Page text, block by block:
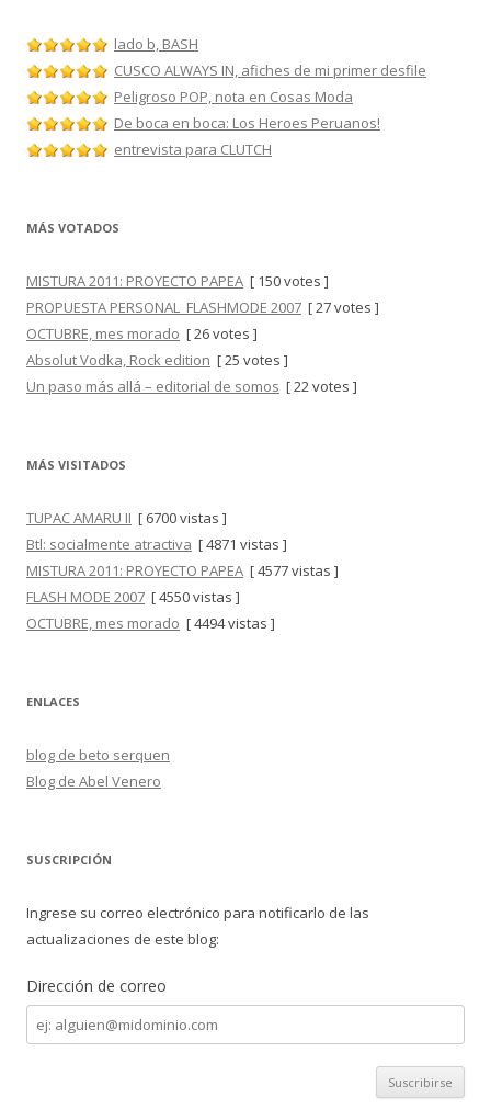
lado b, BASH
CUSCO ALWAYS IN, afiches de mi primer desfile
Peligroso POP, nota en Cosas Moda
De boca en boca: Los Heroes Peruanos!
entrevista para CLUTCH
MÁS VOTADOS
MISTURA 2011: PROYECTO PAPEA [ 150 votes ]
PROPUESTA PERSONAL_FLASHMODE 2007 [ 27 votes ]
OCTUBRE, mes morado [ 26 votes ]
Absolut Vodka, Rock edition [ 25 votes ]
Un paso más allá – editorial de somos [ 22 votes ]
MÁS VISITADOS
TUPAC AMARU II [ 6700 vistas ]
Btl: socialmente atractiva [ 4871 vistas ]
MISTURA 2011: PROYECTO PAPEA [ 4577 vistas ]
FLASH MODE 2007 [ 4550 vistas ]
OCTUBRE, mes morado [ 4494 vistas ]
ENLACES
blog de beto serquen
Blog de Abel Venero
SUSCRIPCIÓN
Ingrese su correo electrónico para notificarlo de las
actualizaciones de este blog:
Dirección de correo
Dirección
de
correo